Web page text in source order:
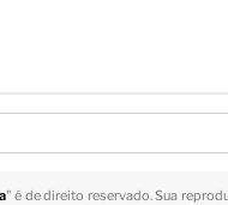
" é de direito reservado. Sua